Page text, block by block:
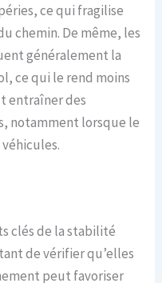
ce qui fragilise
chemin. De même, les
généralement la
ce qui le rend moins
entraîner des
notamment lorsque le
clés de la stabilité
de vérifier qu’elles
peut favoriser